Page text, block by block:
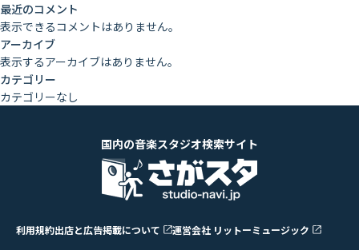
最近のコメント
表示できるコメントはありません。
アーカイブ
表示するアーカイブはありません。
カテゴリー
カテゴリーなし
国内の音楽スタジオ検索サイト
利用規約出店と広告掲載について 運営会社 リットーミュージック